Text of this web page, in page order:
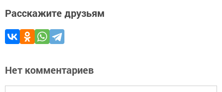
Расскажите друзьям
Нет комментариев